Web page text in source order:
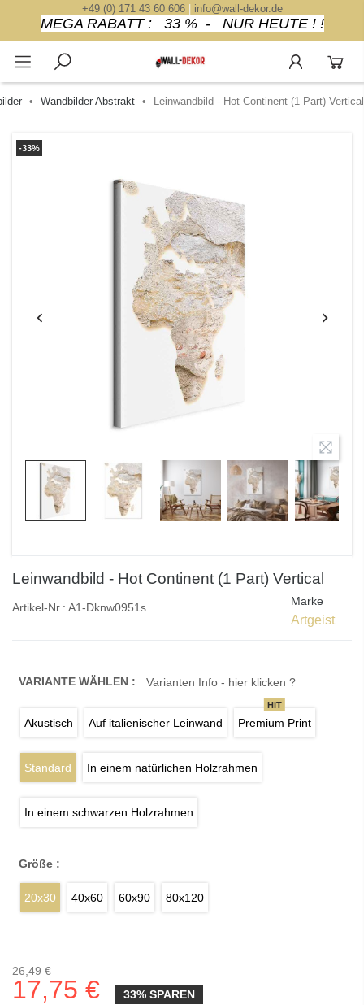
+49 (0) 171 43 60 606| info@wall-dekor.de
MEGA RABATT : 33 % - NUR HEUTE ! !
Wandbilder Abstrakt Leinwandbild - Hot Continent (1 Part) Vertical
-33%
Leinwandbild - Hot Continent (1 Part) Vertical
Artikel-Nr.: A1-Dknw0951s Marke
Artgeist
VARIANTE WÄHLEN : Varianten Info - hier klicken ?
Akustisch Auf italienischer Leinwand Premium Print
HIT
Standard In einem natürlichen Holzrahmen
In einem schwarzen Holzrahmen
Größe :
20x30 40x60 60x90 80x120
26,49 €
17,75 € 33% SPAREN